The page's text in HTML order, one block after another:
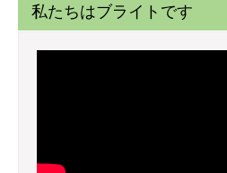
私たちはブライトです